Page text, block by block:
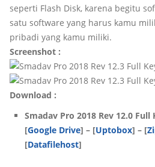
seperti Flash Disk, karena begitu
satu software yang harus kamu
pribadi yang kamu miliki.
Screenshot :
Download :
Smadav Pro 2018 Rev 12.0 Full
[Google Drive] – [Uptobox] – [
[Datafilehost]